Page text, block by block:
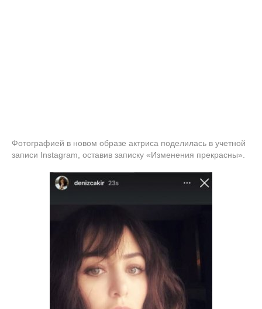
Фотографией в новом образе актриса поделилась в учетной
записи Instagram, оставив записку «Изменения прекрасны».